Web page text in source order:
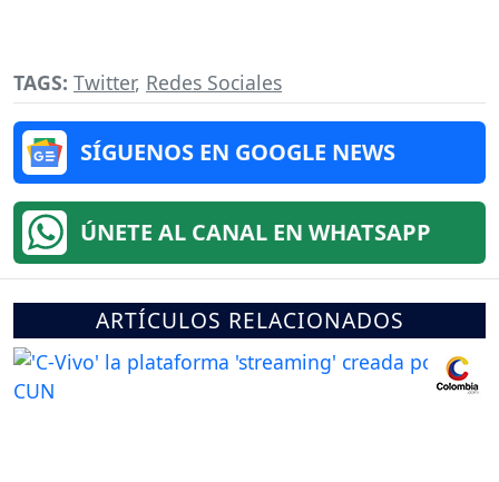
TAGS: Twitter, Redes Sociales
SÍGUENOS EN GOOGLE NEWS
ÚNETE AL CANAL EN WHATSAPP
ARTÍCULOS RELACIONADOS